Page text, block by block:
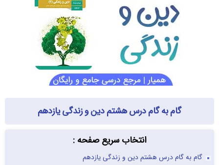
گام به گام درس هشتم دین و زندگی یازدهم
انتخاب سریع صفحه :
گام به گام درس هشتم دین و زندگی یازدهم